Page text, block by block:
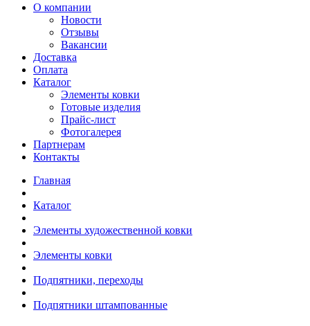
О компании
Новости
Отзывы
Вакансии
Доставка
Оплата
Каталог
Элементы ковки
Готовые изделия
Прайс-лист
Фотогалерея
Партнерам
Контакты
Главная
Каталог
Элементы художественной ковки
Элементы ковки
Подпятники, переходы
Подпятники штампованные